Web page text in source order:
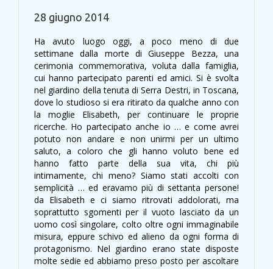
28 giugno 2014
Ha avuto luogo oggi, a poco meno di due
settimane dalla morte di Giuseppe Bezza, una
cerimonia commemorativa, voluta dalla famiglia,
cui hanno partecipato parenti ed amici. Si è svolta
nel giardino della tenuta di Serra Destri, in Toscana,
dove lo studioso si era ritirato da qualche anno con
la moglie Elisabeth, per continuare le proprie
ricerche. Ho partecipato anche io … e come avrei
potuto non andare e non unirmi per un ultimo
saluto, a coloro che gli hanno voluto bene ed
hanno fatto parte della sua vita, chi più
intimamente, chi meno? Siamo stati accolti con
semplicità … ed eravamo più di settanta persone!
da Elisabeth e ci siamo ritrovati addolorati, ma
soprattutto sgomenti per il vuoto lasciato da un
uomo così singolare, colto oltre ogni immaginabile
misura, eppure schivo ed alieno da ogni forma di
protagonismo. Nel giardino erano state disposte
molte sedie ed abbiamo preso posto per ascoltare